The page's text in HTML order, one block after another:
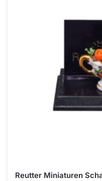
Reutter Miniaturen